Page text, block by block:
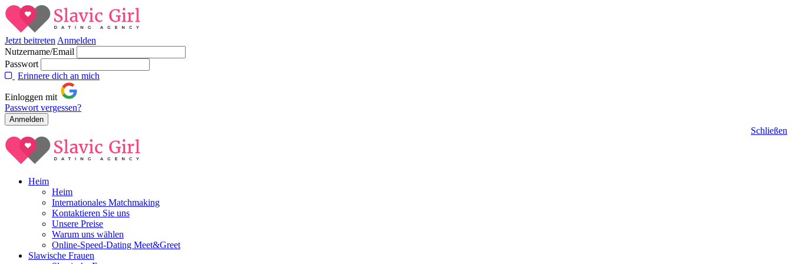
Jetzt beitreten Anmelden
Nutzername/Email
Passwort
Erinnere dich an mich
Einloggen mit
Passwort vergessen?
Schließen
Heim
Heim
Internationales Matchmaking
Kontaktieren Sie uns
Unsere Preise
Warum uns wählen
Online-Speed-Dating Meet&Greet
Slawische Frauen